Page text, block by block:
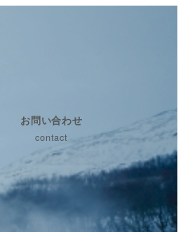
お問い合わせ
contact